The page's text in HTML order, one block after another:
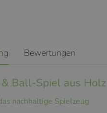
Bewertungen
Ball-Spiel aus Holz
nachhaltige Spielzeug